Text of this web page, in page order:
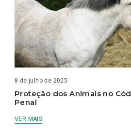
8 de julho de 2025
Proteção dos Animais no
Penal
VER MAIS